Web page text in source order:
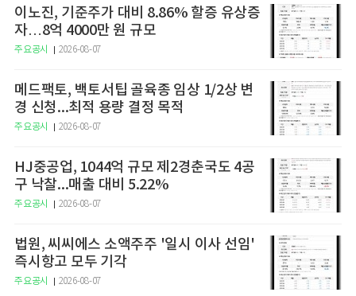
이노진, 기준주가 대비 8.86% 할증 유상증
자…8억 4000만 원 규모
주요공시 2026-08-07
메드팩토, 백토서팁 골육종 임상 1/2상 변
경 신청...최적 용량 결정 목적
주요공시 2026-08-07
HJ중공업, 1044억 규모 제2경춘국도 4공
구 낙찰...매출 대비 5.22%
주요공시 2026-08-07
법원, 씨씨에스 소액주주 '일시 이사 선임'
즉시항고 모두 기각
주요공시 2026-08-07